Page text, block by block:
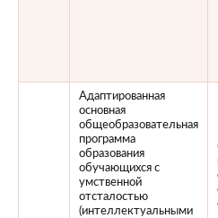
Адаптированная
основная
общеобразовательная
программа
образования
обучающихся с
умственной
отсталостью
(интеллектуальными